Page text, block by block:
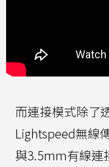
而連接模式除了
Lightspeed無線
與3.5mm有線連